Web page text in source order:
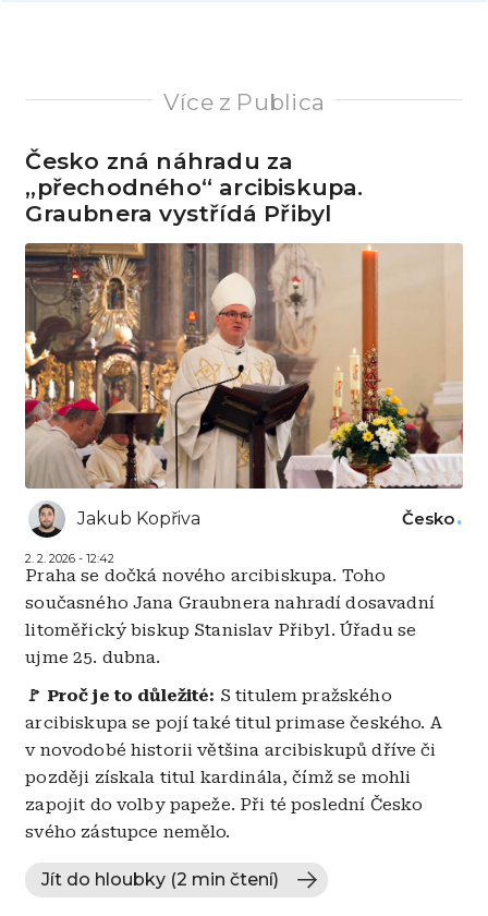
Více z Publica
Česko zná náhradu za
„přechodného“ arcibiskupa.
Graubnera vystřídá Přibyl
Jakub Kopřiva
2. 2. 2026 - 12:42
Česko
Praha se dočká nového arcibiskupa. Toho
současného Jana Graubnera nahradí dosavadní
litoměřický biskup Stanislav Přibyl. Úřadu se
ujme 25. dubna.
🚩 Proč je to důležité: S titulem pražského
arcibiskupa se pojí také titul primase českého. A
v novodobé historii většina arcibiskupů dříve či
později získala titul kardinála, čímž se mohli
zapojit do volby papeže. Při té poslední Česko
svého zástupce nemělo.
Jít do hloubky (2 min čtení)